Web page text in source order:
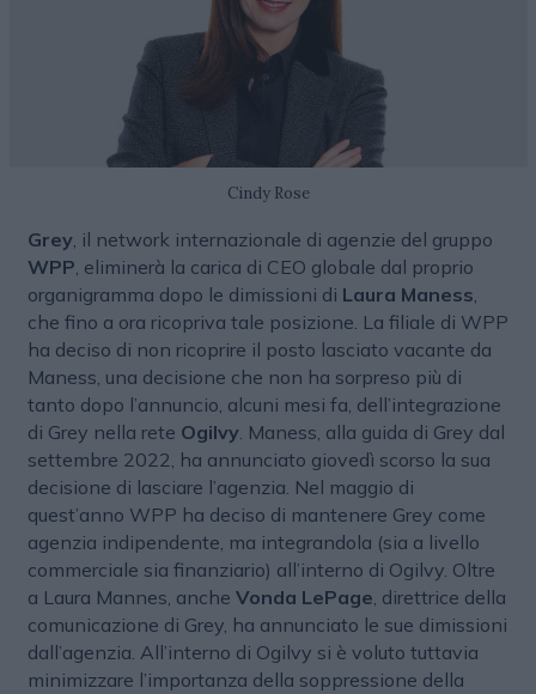
Cindy Rose
Grey, il network internazionale di agenzie del gruppo
WPP, eliminerà la carica di CEO globale dal proprio
organigramma dopo le dimissioni di Laura Maness,
che fino a ora ricopriva tale posizione. La filiale di WPP
ha deciso di non ricoprire il posto lasciato vacante da
Maness, una decisione che non ha sorpreso più di
tanto dopo l’annuncio, alcuni mesi fa, dell’integrazione
di Grey nella rete Ogilvy. Maness, alla guida di Grey dal
settembre 2022, ha annunciato giovedì scorso la sua
decisione di lasciare l’agenzia. Nel maggio di
quest’anno WPP ha deciso di mantenere Grey come
agenzia indipendente, ma integrandola (sia a livello
commerciale sia finanziario) all’interno di Ogilvy. Oltre
a Laura Mannes, anche Vonda LePage, direttrice della
comunicazione di Grey, ha annunciato le sue dimissioni
dall’agenzia. All’interno di Ogilvy si è voluto tuttavia
minimizzare l’importanza della soppressione della